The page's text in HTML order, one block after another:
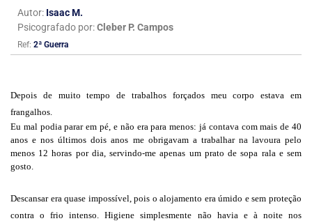
Autor: Isaac M.
Psicografado por:Cleber P. Campos
Ref: 2ª Guerra
Depois de muito tempo de trabalhos forçados meu corpo estava em
frangalhos.
Eu mal podia parar em pé, e não era para menos: já contava com mais de 40
anos e nos últimos dois anos me obrigavam a trabalhar na lavoura pelo
menos 12 horas por dia, servindo-me apenas um prato de sopa rala e sem
gosto.
Descansar era quase impossível, pois o alojamento era úmido e sem proteção
contra o frio intenso. Higiene simplesmente não havia e à noite nos